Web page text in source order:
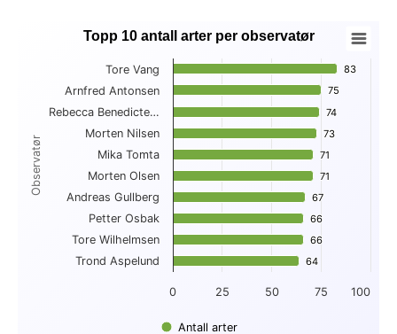
Topp 10 antall arter per observatør
Bar chart with 10 bars.
View as data table, Topp 10 antall arter per observatør
The chart has 1 X axis displaying Observatør.
The chart has 1 Y axis displaying . Data ranges from 64 to
Observatør
Topp 10 antall arter per observatør
83
83
75
75
74
74
73
73
71
71
71
71
67
67
66
66
66
66
64
64
Antall arter
0 100
25 50 75
Tore Vang
Arnfred Antonsen
Rebecca Benedicte…
Morten Nilsen
Mika Tomta
Morten Olsen
Andreas Gullberg
Petter Osbak
Tore Wilhelmsen
Trond Aspelund